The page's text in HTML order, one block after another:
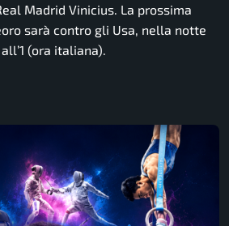
Madrid Vinicius. La prossima
sarà contro gli Usa, nella notte
(ora italiana).